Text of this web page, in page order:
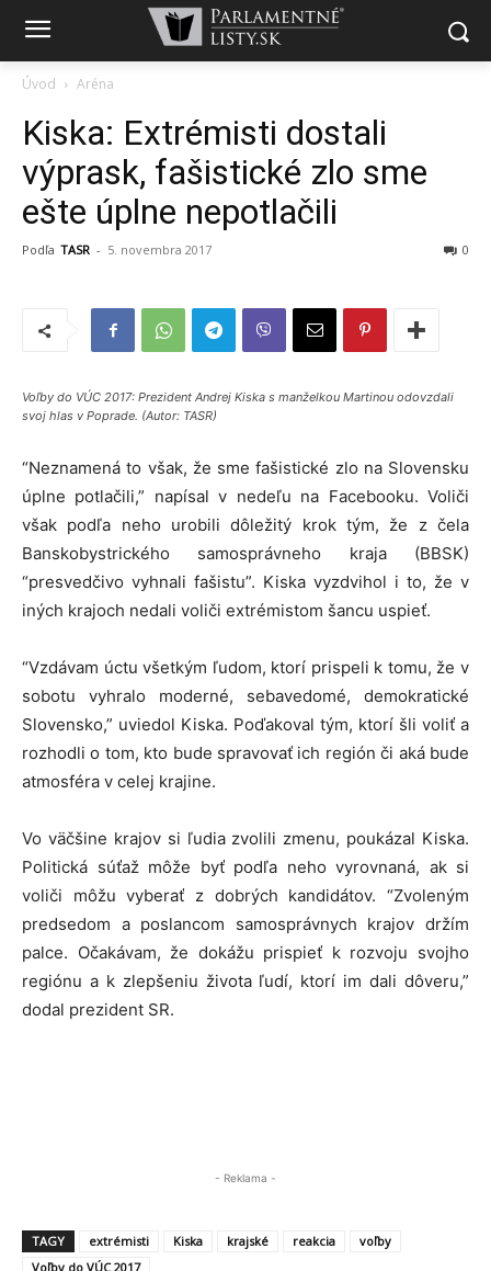
Úvod Aréna
Kiska: Extrémisti dostali
výprask, fašistické zlo sme
ešte úplne nepotlačili
Podľa TASR - 5. novembra 2017 0
Voľby do VÚC 2017: Prezident Andrej Kiska s manželkou Martinou odovzdali
svoj hlas v Poprade. (Autor: TASR)
“Neznamená to však, že sme fašistické zlo na Slovensku
úplne potlačili,” napísal v nedeľu na Facebooku. Voliči
však podľa neho urobili dôležitý krok tým, že z čela
Banskobystrického samosprávneho kraja (BBSK)
“presvedčivo vyhnali fašistu”. Kiska vyzdvihol i to, že v
iných krajoch nedali voliči extrémistom šancu uspieť.
“Vzdávam úctu všetkým ľudom, ktorí prispeli k tomu, že v
sobotu vyhralo moderné, sebavedomé, demokratické
Slovensko,” uviedol Kiska. Poďakoval tým, ktorí šli voliť a
rozhodli o tom, kto bude spravovať ich región či aká bude
atmosféra v celej krajine.
Vo väčšine krajov si ľudia zvolili zmenu, poukázal Kiska.
Politická súťaž môže byť podľa neho vyrovnaná, ak si
voliči môžu vyberať z dobrých kandidátov. “Zvoleným
predsedom a poslancom samosprávnych krajov držím
palce. Očakávam, že dokážu prispieť k rozvoju svojho
regiónu a k zlepšeniu života ľudí, ktorí im dali dôveru,”
dodal prezident SR.
- Reklama -
TAGY extrémisti Kiska krajské reakcia
voľby
Voľby do VÚC 2017